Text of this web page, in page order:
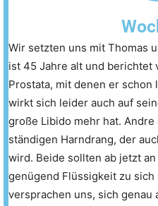
Wir setzten uns mit Thomas
ist 45 Jahre alt und berichtet
Prostata, mit denen er schon
wirkt sich leider auch auf
große Libido mehr hat.
ständigen Harndrang, der
wird. Beide sollten ab jetzt
genügend Flüssigkeit zu sich
versprachen uns, sich genau